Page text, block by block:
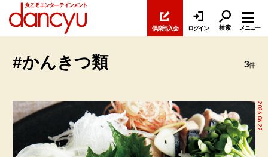
倶楽部入会 ログイン 検索 メニュー
#かんきつ類 3件
2026.06.22